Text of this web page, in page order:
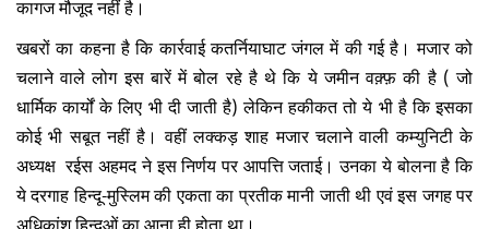
खबरों का कहना है कि कार्रवाई कतर्नियाघाट जंगल में की गई है। मजार को
चलाने वाले लोग इस बारें में बोल रहे है थे कि ये जमीन वक़्फ़ की है ( जो
धार्मिक कार्यों के लिए भी दी जाती है) लेकिन हकीकत तो ये भी है कि इसका
कोई भी सबूत नहीं है। वहीं लक्कड़ शाह मजार चलाने वाली कम्युनिटी के
अध्यक्ष रईस अहमद ने इस निर्णय पर आपत्ति जताई। उनका ये बोलना है कि
ये दरगाह हिन्दू-मुस्लिम की एकता का प्रतीक मानी जाती थी एवं इस जगह पर